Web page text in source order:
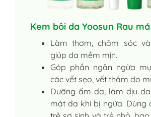
Kem bôi da Yoosun Rau má
Làm thơm, chăm sóc
giúp da mềm mịn.
Góp phần ngăn ngừa
các vết sẹo, vết thâm do
Dưỡng ẩm da, làm dịu
mát da khi bị ngứa. Dùng